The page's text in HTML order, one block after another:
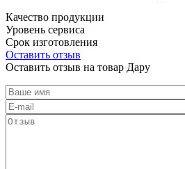
Качество продукции
Уровень сервиса
Срок изготовления
Оставить отзыв
Оставить отзыв на товар Дару